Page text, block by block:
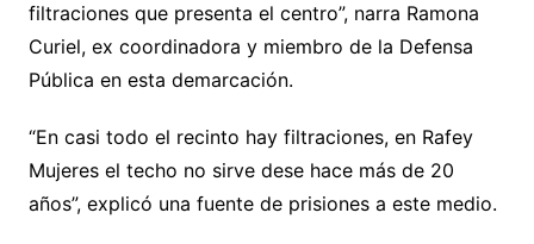
filtraciones que presenta el centro”, narra Ramona
Curiel, ex coordinadora y miembro de la Defensa
Pública en esta demarcación.
“En casi todo el recinto hay filtraciones, en Rafey
Mujeres el techo no sirve dese hace más de 20
años”, explicó una fuente de prisiones a este medio.